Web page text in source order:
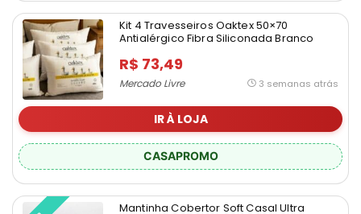
Kit 4 Travesseiros Oaktex 50×70
Antialérgico Fibra Siliconada Branco
R$ 73,49
Mercado Livre 3 semanas atrás
IR À LOJA
CASAPROMO
Mantinha Cobertor Soft Casal Ultra